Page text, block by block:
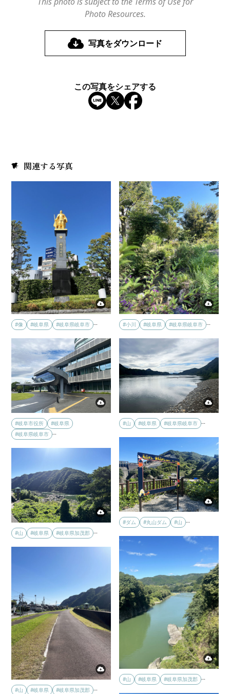
Photo Resources.
写真をダウンロード
この写真をシェアする
関連する写真
#像 #岐阜県 #岐阜県岐阜市 #小川 #岐阜県 #岐阜県岐阜市
#岐阜市役所
#岐阜県
#岐阜県岐阜市
#山 #岐阜県 #岐阜県岐阜市
#ダム #丸山ダム #山 …
#山
#岐阜県 #岐阜県加茂郡 …
#山 #岐阜県 #岐阜県加茂郡 …
#山
#岐阜県 #岐阜県加茂郡 …